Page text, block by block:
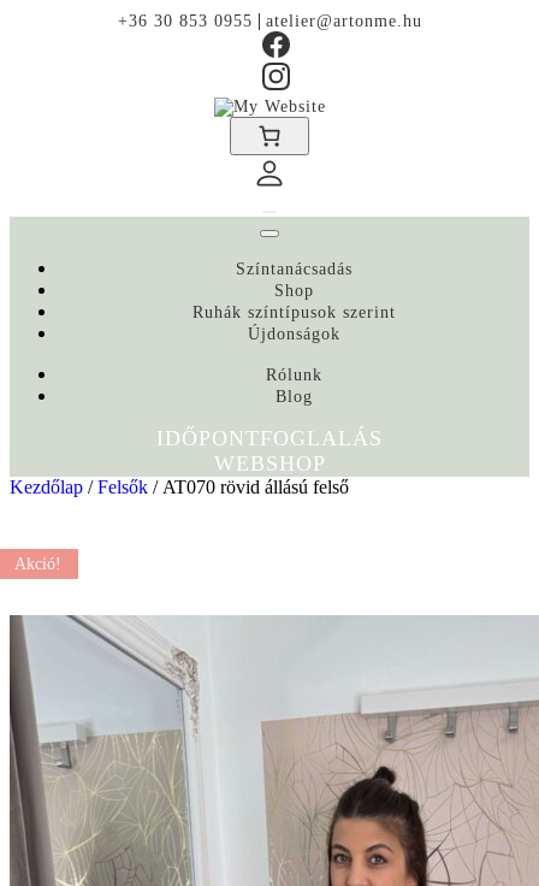
+36 30 853 0955 | atelier@artonme.hu
Színtanácsadás
Shop
Ruhák színtípusok szerint
Újdonságok
Rólunk
Blog
IDŐPONTFOGLALÁS
WEBSHOP
Kezdőlap /Felsők / AT070 rövid állású felső
Akció!